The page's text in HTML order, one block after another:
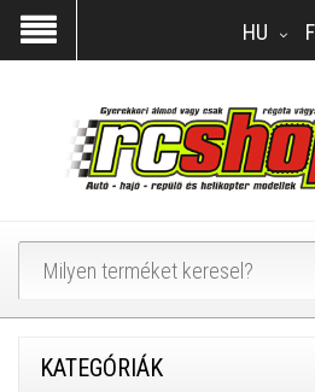
HU
KATEGÓRIÁK